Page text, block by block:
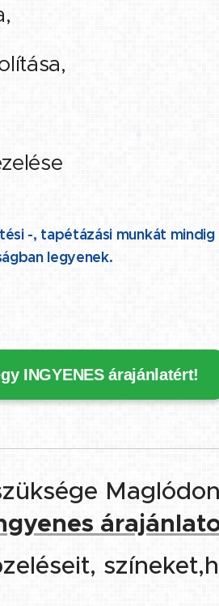
-, tapétázási munkát mindig
legyenek.
INGYENES árajánlatért!